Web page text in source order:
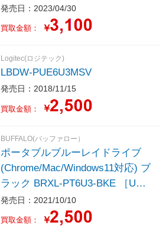
SB-A／USB-C］
発売日：2023/04/30
買取金額： ￥
Logitec(ロジテック)
LBDW-PUE6U3MSV
発売日：2018/11/15
買取金額： ￥
BUFFALO(バッファロー）
ポータブルブルーレイドライブ
(Chrome/Mac/Windows11対応) ブ
ラック BRXL-PT6U3-BKE ［USB
-A／USB-C］
発売日：2021/10/10
買取金額： ￥